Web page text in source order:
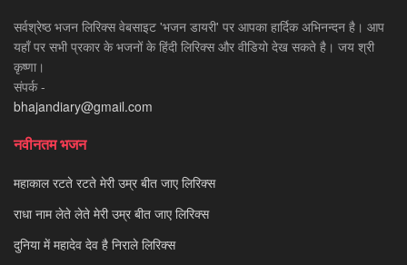
सर्वश्रेष्ठ भजन लिरिक्स वेबसाइट 'भजन डायरी' पर आपका हार्दिक अभिनन्दन है। आप
यहाँ पर सभी प्रकार के भजनों के हिंदी लिरिक्स और वीडियो देख सकते है। जय श्री
कृष्णा।
संपर्क -
bhajandiary@gmail.com
नवीनतम भजन
महाकाल रटते रटते मेरी उम्र बीत जाए लिरिक्स
राधा नाम लेते लेते मेरी उम्र बीत जाए लिरिक्स
दुनिया में महादेव देव है निराले लिरिक्स